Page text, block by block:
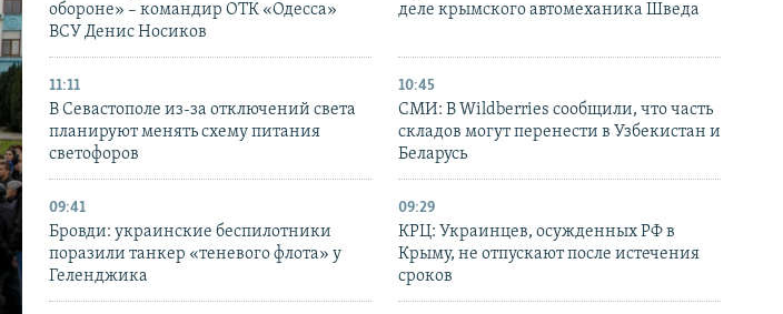
обороне» – командир ОТК «Одесса»
ВСУ Денис Носиков
деле крымского автомеханика Шведа
11:11
В Севастополе из-за отключений света
планируют менять схему питания
светофоров
10:45
СМИ: В Wildberries сообщили, что часть
складов могут перенести в Узбекистан и
Беларусь
09:41
Бровди: украинские беспилотники
поразили танкер «теневого флота» у
Геленджика
09:29
КРЦ: Украинцев, осужденных РФ в
Крыму, не отпускают после истечения
сроков